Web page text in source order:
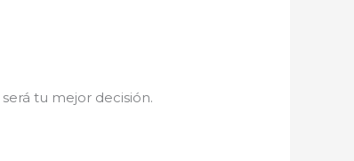
será tu mejor decisión.